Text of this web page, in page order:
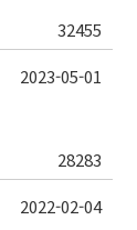
32455
28283
2023-05-01
2022-02-04